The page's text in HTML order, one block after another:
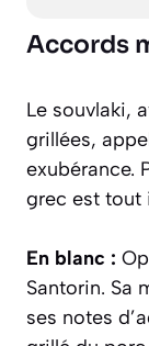
Accords
Le souvlaki,
grillées,
exubérance.
grec est tout
En blanc :
Santorin. Sa
ses notes